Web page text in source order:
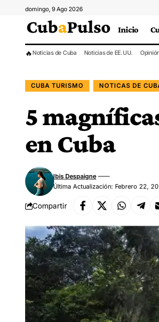
domingo, 9 Ago 2026
Inicio
🔥 Noticias de Cuba Noticias de EE.UU.
CUBA TURISMO NOTICAS DE
5
en Cuba
Última Actualización: Febrero 22,
Ibis Despaigne
Compartir